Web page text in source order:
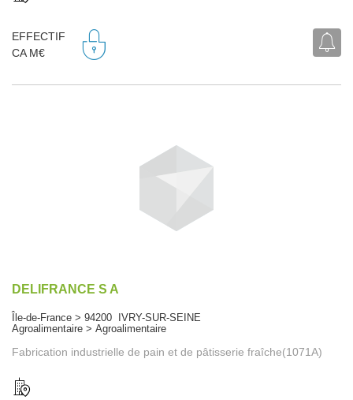
EFFECTIF
CA M€
DELIFRANCE S A
Île-de-France > 94200 IVRY-SUR-SEINE
Agroalimentaire > Agroalimentaire
Fabrication industrielle de pain et de pâtisserie fraîche(1071A)